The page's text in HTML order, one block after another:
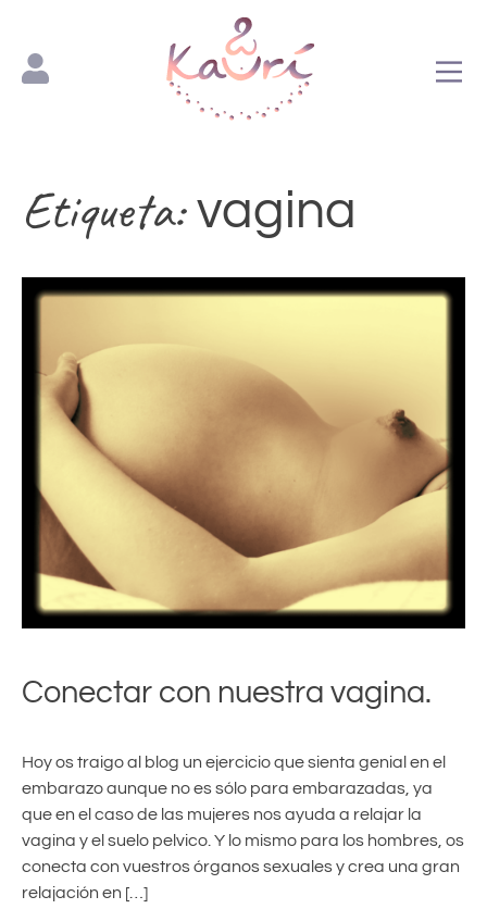
Etiqueta:vagina
Conectar con nuestra vagina.
Hoy os traigo al blog un ejercicio que sienta genial en el
embarazo aunque no es sólo para embarazadas, ya
que en el caso de las mujeres nos ayuda a relajar la
vagina y el suelo pelvico. Y lo mismo para los hombres, os
conecta con vuestros órganos sexuales y crea una gran
relajación en […]